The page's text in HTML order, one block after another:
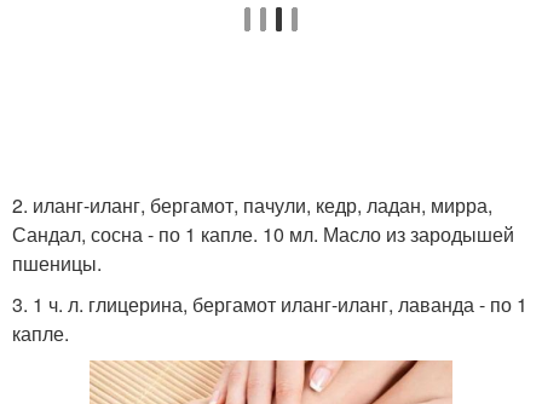
2. иланг-иланг, бергамот, пачули, кедр, ладан, мирра,
Сандал, сосна - по 1 капле. 10 мл. Масло из зародышей
пшеницы.
3. 1 ч. л. глицерина, бергамот иланг-иланг, лаванда - по 1
капле.